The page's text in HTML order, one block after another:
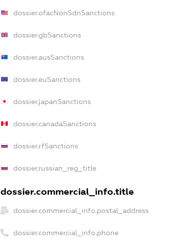
dossier.ofacNonSdnSanctions
dossier.gbSanctions
dossier.ausSanctions
dossier.euSanctions
dossier.japanSanctions
dossier.canadaSanctions
dossier.rfSanctions
dossier.russian_reg_title
dossier.commercial_info.title
dossier.commercial_info.postal_address
dossier.commercial_info.phone